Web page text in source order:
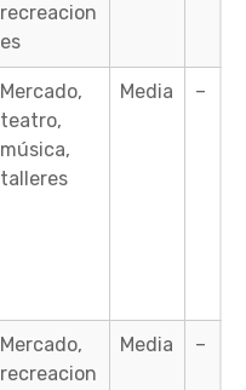
recreacion
es
Mercado,
teatro,
música,
talleres
Media –
Mercado,
recreacion
Media –